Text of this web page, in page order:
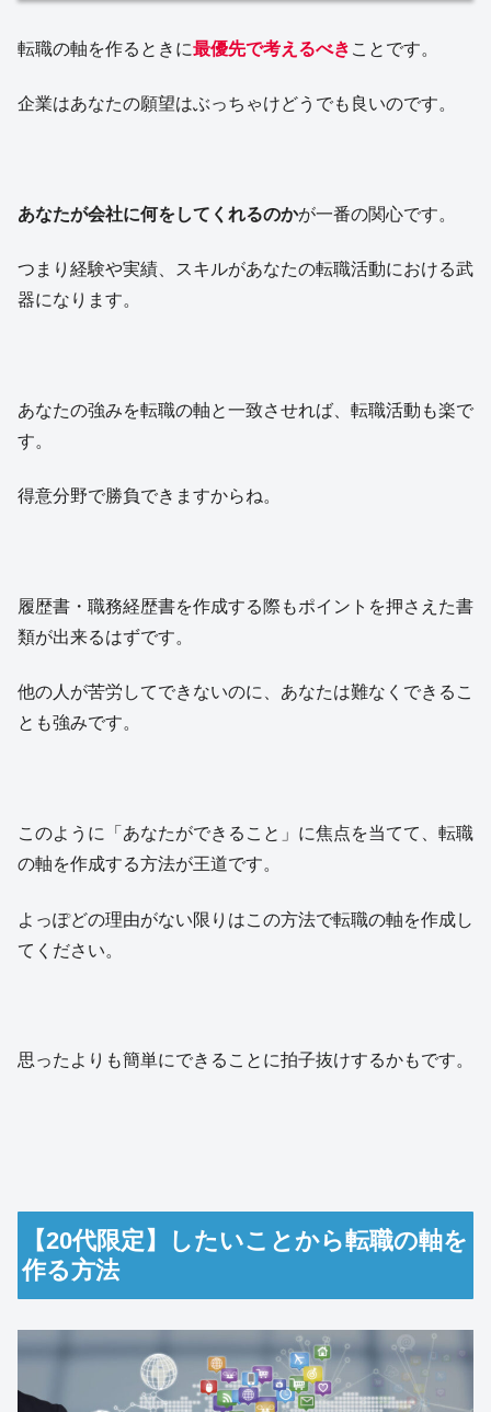
転職の軸を作るときに最優先で考えるべき ことです。
企業はあなたの願望はぶっちゃけどうでも良いのです。
あなたが会社に何をしてくれるのかが一番の関心です。
つまり経験や実績、スキルがあなたの転職活動における武
器になります。
あなたの強みを転職の軸と一致させれば、転職活動も楽で
す。
得意分野で勝負できますからね。
履歴書・職務経歴書を作成する際もポイントを押さえた書
類が出来るはずです。
他の人が苦労してできないのに、あなたは難なくできるこ
とも強みです。
このように「あなたができること」に焦点を当てて、転職
の軸を作成する方法が王道です。
よっぽどの理由がない限りはこの方法で転職の軸を作成し
てください。
思ったよりも簡単にできることに拍子抜けするかもです。
【20代限定】したいことから転職の軸を
作る方法